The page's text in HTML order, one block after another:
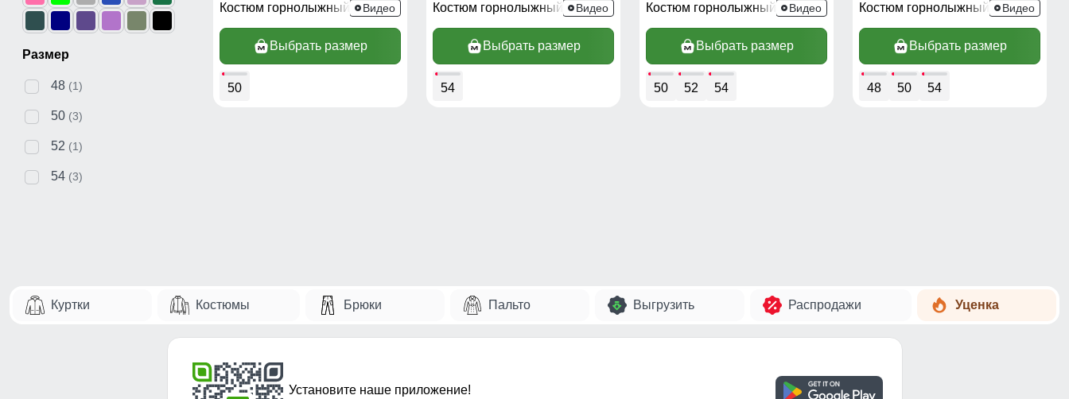
Размер
48 (1)
50 (3)
52 (1)
54 (3)
Костюм горнолыжный 394B
Видео
Выбрать размер
50
Костюм горнолыжный 389B
Видео
Выбрать размер
54
Костюм горнолыжный 372B
Видео
Выбрать размер
50 52 54
Костюм горнолыжный 383B
Видео
Выбрать размер
48 50 54
Куртки Костюмы Брюки Пальто Выгрузить Распродажи Уценка
Установите наше приложение!